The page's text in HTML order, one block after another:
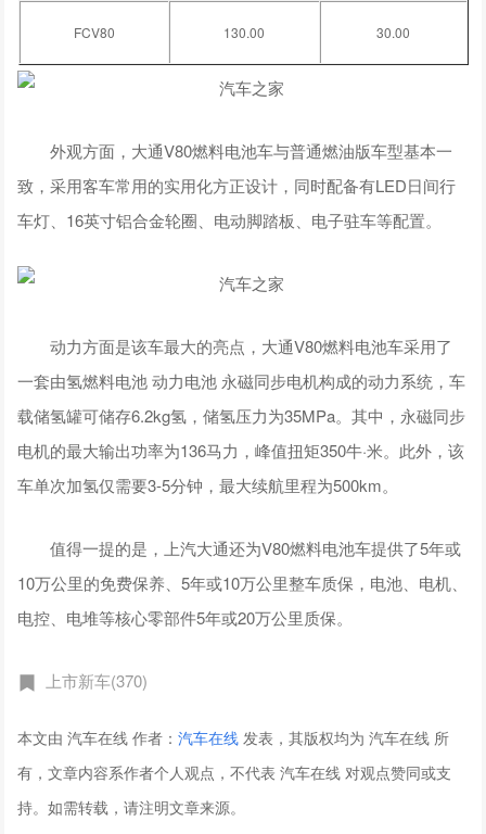
FCV80 130.00 30.00
外观方面，大通V80燃料电池车与普通燃油版车型基本一
致，采用客车常用的实用化方正设计，同时配备有LED日间行
车灯、 16英寸铝合金轮圈、电动脚踏板、电子驻车等配置。
动力方面是该车最大的亮点，大通V80燃料电池车采用了
一套由氢燃料电池 动力电池 永磁同步电机构成的动力系统，车
载储氢罐可储存6.2kg氢，储氢压力为35MPa。其中，永磁同步
电机的最大输出功率为136马力，峰值扭矩350牛·米。此外，该
车单次加氢仅需要3-5分钟，最大续航里程为500km。
值得一提的是，上汽大通还为V80燃料电池车提供了5年或
10万公里的免费保养、5年或10万公里整车质保，电池、电机、
电控、电堆等核心零部件5年或20万公里质保。
上市新车(370)
本文由 汽车在线 作者：汽车在线 发表，其版权均为 汽车在线 所
有，文章内容系作者个人观点，不代表 汽车在线 对观点赞同或支
持。如需转载，请注明文章来源。